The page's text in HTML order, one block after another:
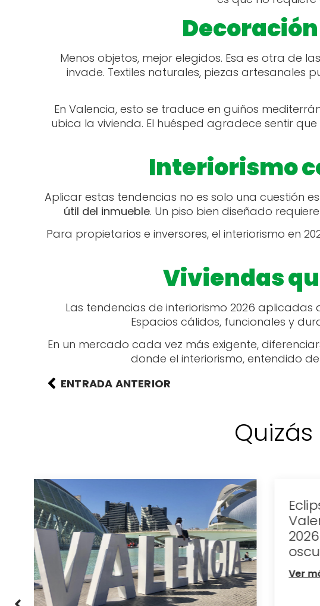
Menos objetos, mejor elegidos. Esa es otra de
invade. Textiles naturales, piezas
En Valencia, esto se traduce en guiños
ubica la vivienda. El huésped agradece sentir
Interiorismo
Aplicar estas tendencias no es solo una cuestión
útil del inmueble. Un piso bien diseñado
Para propietarios e inversores, el interiorismo en
Viviendas
Las tendencias de interiorismo 2026
Espacios cálidos, funcionales y
En un mercado cada vez más exigente,
donde el interiorismo, entendido
ENTRADA ANTERIOR
Eclipse total de sol en
Valencia: el 12 de agosto de
2026 la ciudad se queda a
oscuras
Ver más